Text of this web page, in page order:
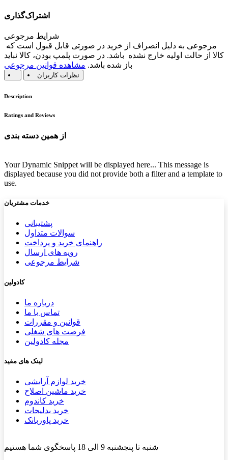
اشتراک‌گذاری
شرایط مرجوعی
کالا از حالت اولیه خارج نشده باشد. در صورت پلمپ بودن، کالا نباید
باز شده باشد. مشاهده قوانین مرجوعی
نظرات کاربران
Description
Ratings and Reviews
از همین دسته بندی
Your Dynamic Snippet will be displayed here... This message is
displayed because you did not provide both a filter and a template to
use.
خدمات مشتریان
پشتیب​​انی
سوالات متداول
راهنمای خرید و پرداخت
رویه های ارسال
شرایط مرجوعی
کادولین
درباره ما
تماس با ما
قوانین و مقررات
فرصت های شغلی
مجله کادولین
لینک های مفید
خرید لوازم آرایشی
خرید ماشین اصلاح
خرید کاندوم
خرید بدلیجات
خرید پاوربانک
شنبه تا پنجشنبه 9 الی 18 پاسخگوی شما هستیم